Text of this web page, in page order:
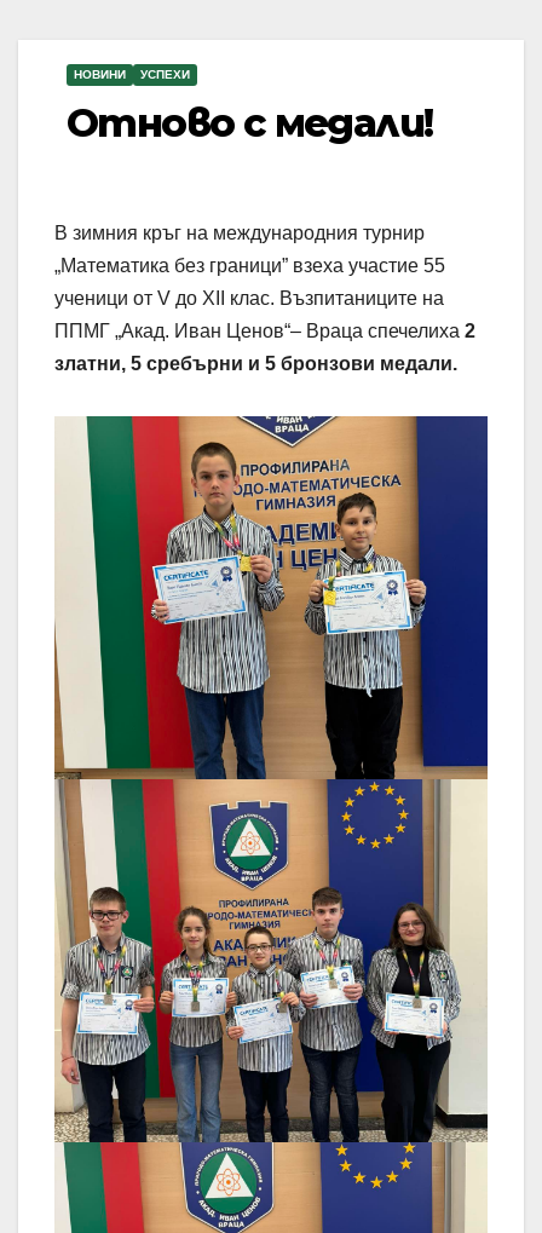
НОВИНИ УСПЕХИ
Отново с медали!
В зимния кръг на международния турнир
„Математика без граници” взеха участие 55
ученици от V до XII клас. Възпитаниците на
ППМГ „Акад. Иван Ценов“– Враца спечелиха 2
златни, 5 сребърни и 5 бронзови медали.